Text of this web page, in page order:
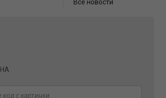
Все новости